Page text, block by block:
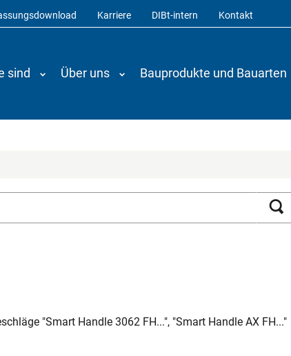
Karriere DIBt-intern Kontakt
sind Über uns Bauprodukte und Bauarten
"Smart Handle 3062 FH...", "Smart Handle AX FH..."